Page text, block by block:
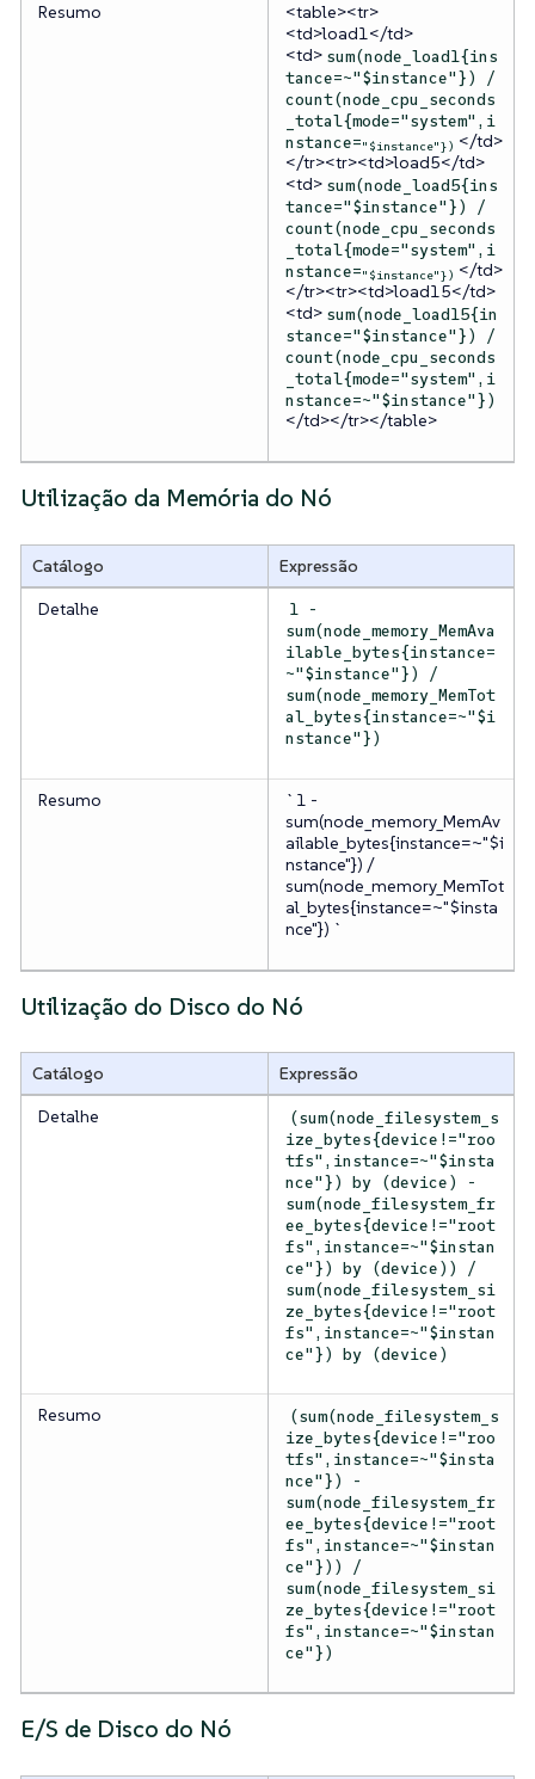
Resumo
<table><tr>
<td>load1</td>
<td> sum(node_load1{ins
tance=~"$instance"}) /
count(node_cpu_seconds
_total{mode="system",i
nstance="$instance"}) </td>
</tr><tr><td>load5</td>
<td> sum(node_load5{ins
tance="$instance"}) /
count(node_cpu_seconds
_total{mode="system",i
nstance="$instance"}) </td>
</tr><tr><td>load15</td>
<td> sum(node_load15{in
stance="$instance"}) /
count(node_cpu_seconds
_total{mode="system",i
nstance=~"$instance"})
</td></tr></table>
Utilização da Memória do Nó
Catálogo
Expressão
Detalhe
1 -
sum(node_memory_MemAva
ilable_bytes{instance=
~"$instance"}) /
sum(node_memory_MemTot
al_bytes{instance=~"$i
nstance"})
Resumo
`1 -
sum(node_memory_MemAv
ailable_bytes{instance=~"$i
nstance"}) /
sum(node_memory_MemTot
al_bytes{instance=~"$insta
nce"}) `
Utilização do Disco do Nó
Catálogo
Expressão
Detalhe
(sum(node_filesystem_s
ize_bytes{device!="roo
tfs",instance=~"$insta
nce"}) by (device) -
sum(node_filesystem_fr
ee_bytes{device!="root
fs",instance=~"$instan
ce"}) by (device)) /
sum(node_filesystem_si
ze_bytes{device!="root
fs",instance=~"$instan
ce"}) by (device)
Resumo
(sum(node_filesystem_s
ize_bytes{device!="roo
tfs",instance=~"$insta
nce"}) -
sum(node_filesystem_fr
ee_bytes{device!="root
fs",instance=~"$instan
ce"})) /
sum(node_filesystem_si
ze_bytes{device!="root
fs",instance=~"$instan
ce"})
E/S de Disco do Nó